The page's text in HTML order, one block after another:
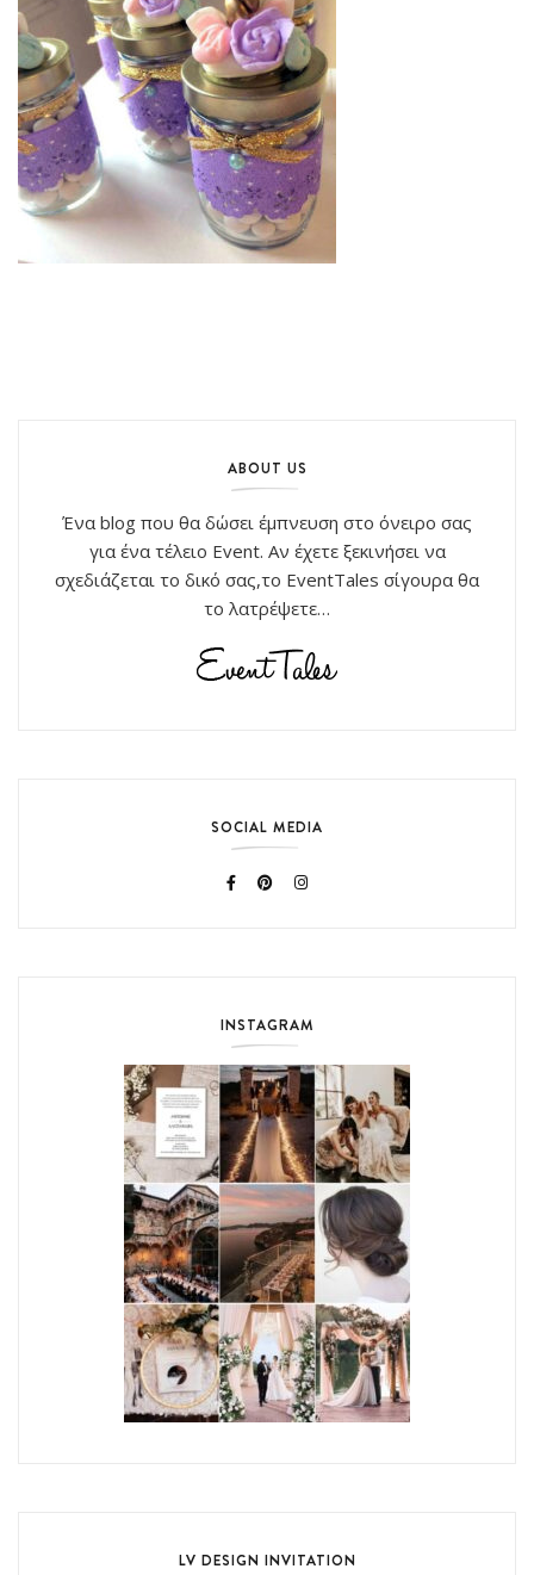
ABOUT US
Ένα blog που θα δώσει έμπνευση στο όνειρο σας
για ένα τέλειο Event. Αν έχετε ξεκινήσει να
σχεδιάζεται το δικό σας,το EventTales σίγουρα θα
το λατρέψετε…
SOCIAL MEDIA
INSTAGRAM
LV DESIGN INVITATION